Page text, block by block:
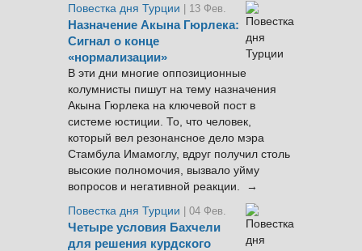
Повестка дня Турции
| 13 Фев.
Назначение Акына Гюрлека:
Сигнал о конце
«нормализации»
В эти дни многие оппозиционные
колумнисты пишут на тему назначения
Акына Гюрлека на ключевой пост в
системе юстиции. То, что человек,
который вел резонансное дело мэра
Стамбула Имамоглу, вдруг получил столь
высокие полномочия, вызвало уйму
вопросов и негативной реакции. →
Повестка дня Турции
| 04 Фев.
Четыре условия Бахчели
для решения курдского